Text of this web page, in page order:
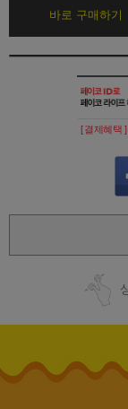
바로 구매하기
[ 결제혜택 ]